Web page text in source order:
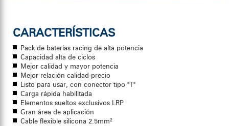
CARACTERÍSTICAS
Pack de baterías racing de alta potencia
Capacidad alta de ciclos
Mejor calidad y mayor potencia
Mejor relación calidad-precio
Listo para usar, con conector tipo "T"
Carga rápida habilitada
Elementos sueltos exclusivos LRP
Gran área de aplicación
Cable flexible silicona 2.5mm²